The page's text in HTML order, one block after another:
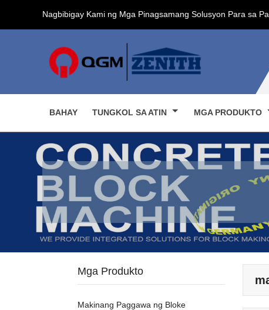
Nagbibigay Kami ng Mga Pinagsamang Solusyon Para sa
BAHAY TUNGKOL SA ATIN MGA PRODUKTO
Mga Produkto
Makinang Paggawa ng Bloke